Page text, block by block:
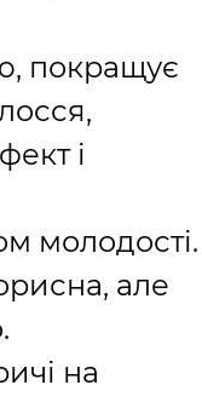
покращує
і
молодості.
але
на